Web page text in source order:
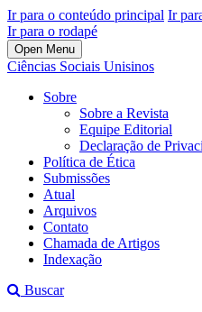
Ir para o conteúdo principal Ir
Ir para o rodapé
Open Menu
Ciências Sociais Unisinos
Sobre
Sobre a Revista
Equipe Editorial
Declaração de
Política de Ética
Submissões
Atual
Arquivos
Contato
Chamada de Artigos
Indexação
Buscar